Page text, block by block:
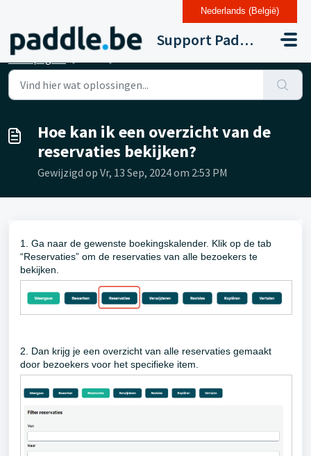
Doorgaan naar hoofdinhoud
Support Paddle Drupal 11
Startpagina
Hoe kan ik een overzicht van de
reservaties bekijken?
Gewijzigd op Vr, 13 Sep, 2024 om 2:53 PM
1. Ga naar de gewenste boekingskalender. Klik op de tab
“Reservaties” om de reservaties van alle bezoekers te
bekijken.
2. Dan krijg je een overzicht van alle reservaties gemaakt
door bezoekers voor het specifieke item.
Nederlands (België)